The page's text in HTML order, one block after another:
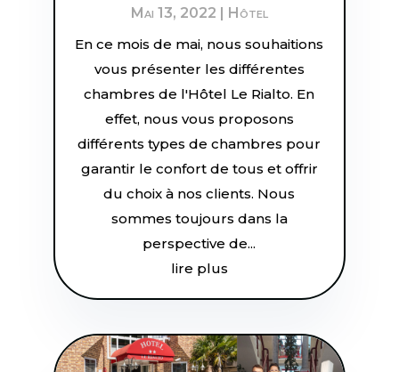
Mai 13, 2022
Hôtel
En ce mois de mai, nous souhaitions
vous présenter les différentes
chambres de l'Hôtel Le Rialto. En
effet, nous vous proposons
différents types de chambres pour
garantir le confort de tous et offrir
du choix à nos clients. Nous
sommes toujours dans la
perspective de...
lire plus